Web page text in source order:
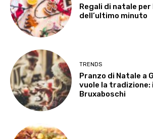
Regali di natale per
dell’ultimo minuto
TRENDS
Pranzo di Natale a
vuole la tradizione:
Bruxaboschi